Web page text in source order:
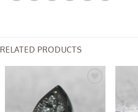
RELATED PRODUCTS